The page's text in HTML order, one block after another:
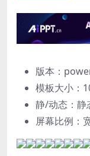
版本：
模板大小：
静/动态：静
屏幕比例：